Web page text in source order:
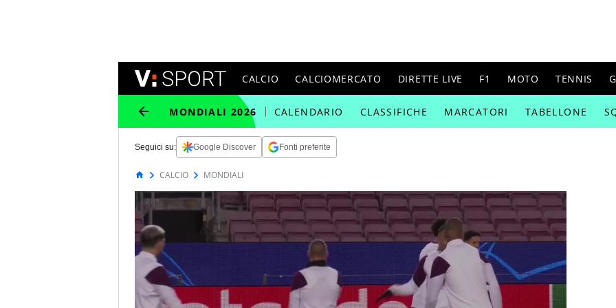
CALCIO CALCIOMERCATO DIRETTE LIVE F1 MOTO TENNIS
MONDIALI 2026 CALENDARIO CLASSIFICHE MARCATORI TABELLONE
Seguici su: Google Discover Fonti preferite
CALCIO MONDIALI